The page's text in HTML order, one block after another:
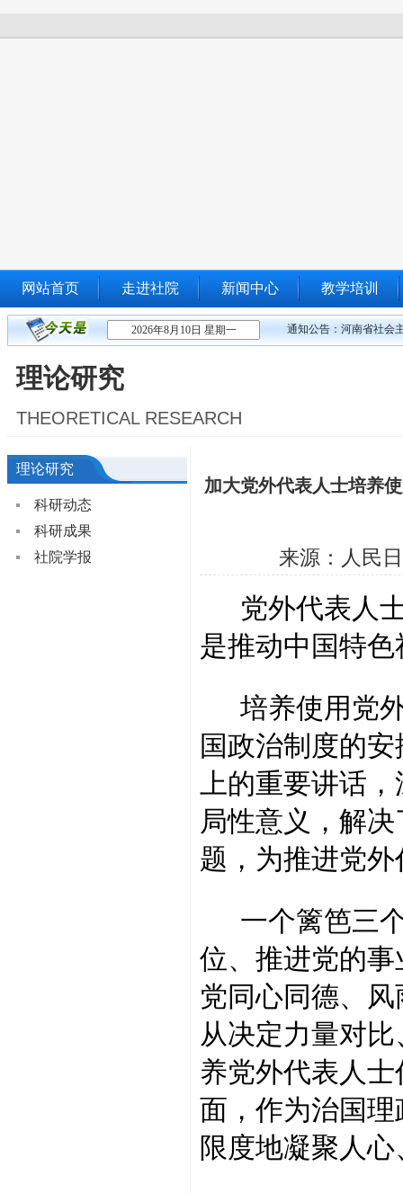
网站首页 走进社院 新闻中心 教学培训
2026年8月10日 星期一 通知公告： 河南省社会
理论研究
THEORETICAL RESEARCH
理论研究
科研动态
科研成果
社院学报
加大党外代表人士培养
来源：人民
党外代表人士
是推动中国特
培养使用党外
国政治制度的
上的重要讲话
局性意义，解
题，为推进党
一个篱笆三个
位、推进党的
党同心同德、
从决定力量对
养党外代表人
面，作为治国
限度地凝聚人